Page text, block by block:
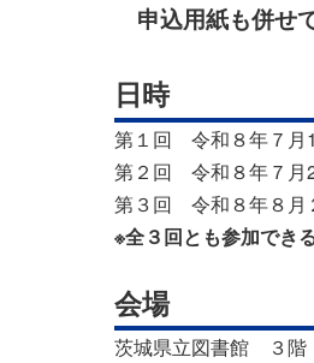
申込用紙も併せ
日時
第１回 令和８年７月
第２回 令和８年７月
第３回 令和８年８月
※全３回とも参加でき
会場
茨城県立図書館 ３